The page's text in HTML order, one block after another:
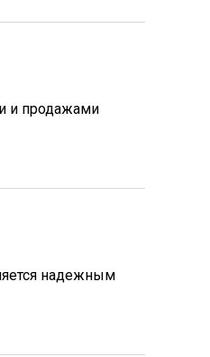
и продажами
надежным